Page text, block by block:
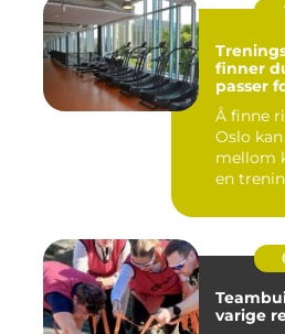
finner
passer
Å finne
Oslo
mellom
en
varige